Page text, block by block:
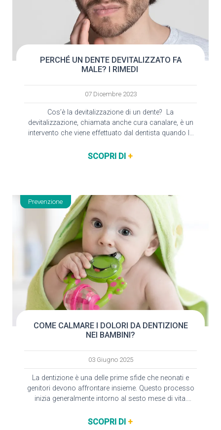
PERCHÉ UN DENTE DEVITALIZZATO FA
MALE? I RIMEDI
07 Dicembre 2023
Cos’è la devitalizzazione di un dente? La
devitalizzazione, chiamata anche cura canalare, è un
intervento che viene effettuato dal dentista quando la
SCOPRI DI +
Prevenzione
COME CALMARE I DOLORI DA DENTIZIONE
NEI BAMBINI?
03 Giugno 2025
La dentizione è una delle prime sfide che neonati e
genitori devono affrontare insieme. Questo processo
inizia generalmente intorno al sesto mese di vita.
SCOPRI DI +